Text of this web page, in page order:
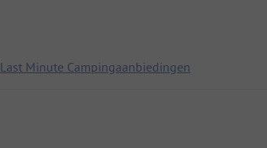
Last Minute Campingaanbiedingen